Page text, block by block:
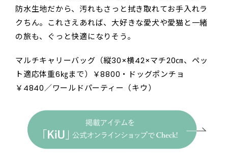
防水生地だから、汚れもさっと拭き取れてお手入れラ
クちん。これさえあれば、大好きな愛犬や愛猫と一緒
の旅も、ぐっと快適になりそう。
マルチキャリーバッグ（縦30×横42×マチ20㎝、ペッ
ト適応体重6㎏まで）￥8800・ドッグポンチョ
￥4840／ワールドパーティー（キウ）